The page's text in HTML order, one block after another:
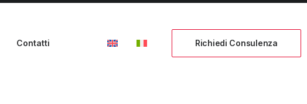
Contatti Richiedi Consulenza